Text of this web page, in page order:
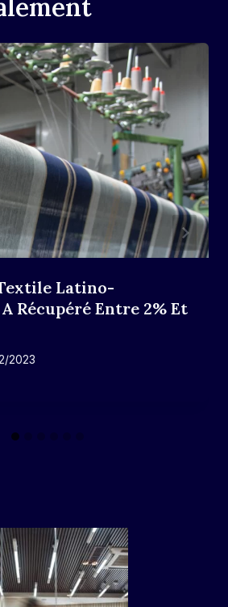
Latino-
Récupéré Entre 2% Et
2023